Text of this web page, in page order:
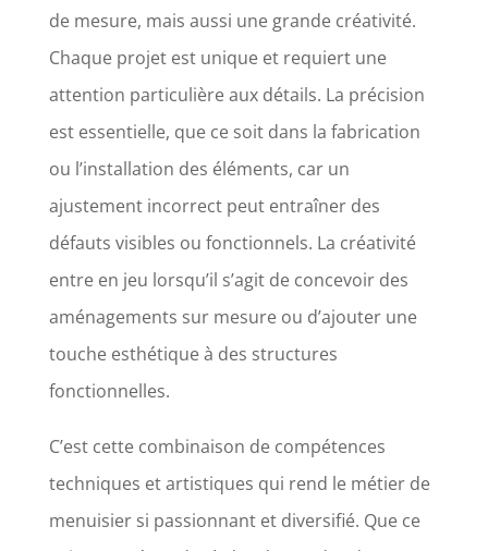
de mesure, mais aussi une grande créativité.
Chaque projet est unique et requiert une
attention particulière aux détails. La précision
est essentielle, que ce soit dans la fabrication
ou l’installation des éléments, car un
ajustement incorrect peut entraîner des
défauts visibles ou fonctionnels. La créativité
entre en jeu lorsqu’il s’agit de concevoir des
aménagements sur mesure ou d’ajouter une
touche esthétique à des structures
fonctionnelles.
C’est cette combinaison de compétences
techniques et artistiques qui rend le métier de
menuisier si passionnant et diversifié. Que ce